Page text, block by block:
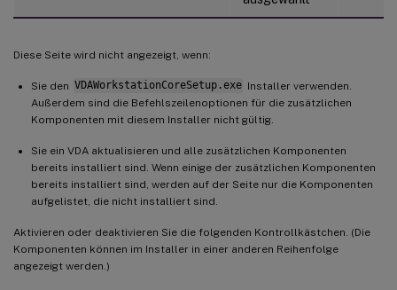
Diese Seite wird nicht angezeigt, wenn:
Sie den VDAWorkstationCoreSetup.exe Installer verwenden.
Außerdem sind die Befehlszeilenoptionen für die zusätzlichen
Komponenten mit diesem Installer nicht gültig.
Sie ein VDA aktualisieren und alle zusätzlichen Komponenten
bereits installiert sind. Wenn einige der zusätzlichen Komponenten
bereits installiert sind, werden auf der Seite nur die Komponenten
aufgelistet, die nicht installiert sind.
Aktivieren oder deaktivieren Sie die folgenden Kontrollkästchen. (Die
Komponenten können im Installer in einer anderen Reihenfolge
angezeigt werden.)